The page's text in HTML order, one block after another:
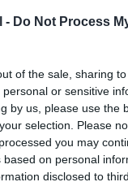
- Do Not Process
of the sale, sharing
or sensitive
by us, please use the
selection. Please
you may
based on personal
disclosed to
dat echt wel’
standje en Ceballos
Newcastle na
bij Ajax